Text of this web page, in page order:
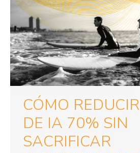
CÓMO
DE IA 70% SIN
SACRIFICAR